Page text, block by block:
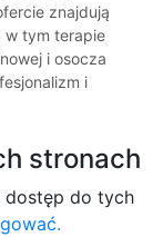
znajdują
w tym terapie
i osocza
i
stronach
dostęp do tych